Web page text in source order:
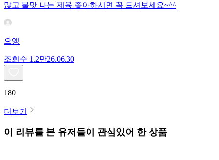
많고 불맛 나는 제육 좋아하시면 꼭 드셔보세요~^^
으앵
조회수 1.2만26.06.30
180
더보기
이 리뷰를 본 유저들이 관심있어 한 상품